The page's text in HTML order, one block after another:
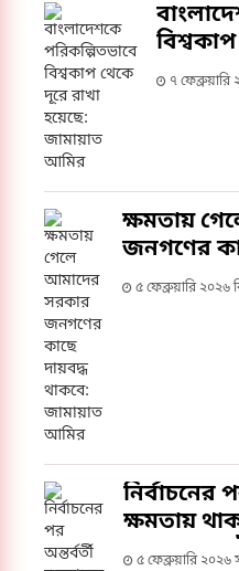
হয়েছে:
৭
ক্ষমতায়
জনগণের
জামায়াত
৫ ফেব্রুয়ারি
নির্বাচনের
ক্ষমতায়
তারা অসৎ:
৫ ফেব্রুয়ারি